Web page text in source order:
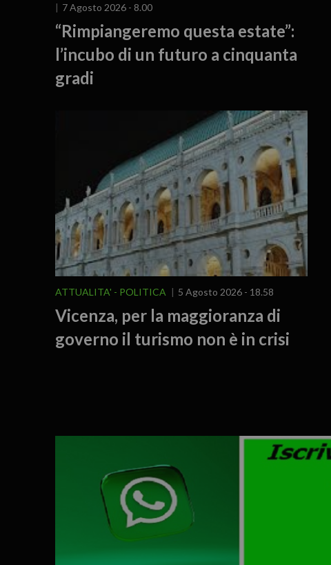
7 Agosto 2026 - 8.00
“Rimpiangeremo questa estate”:
l’incubo di un futuro a cinquanta
gradi
ATTUALITA' POLITICA 5 Agosto 2026 - 18.58
Vicenza, per la maggioranza di
governo il turismo non è in crisi